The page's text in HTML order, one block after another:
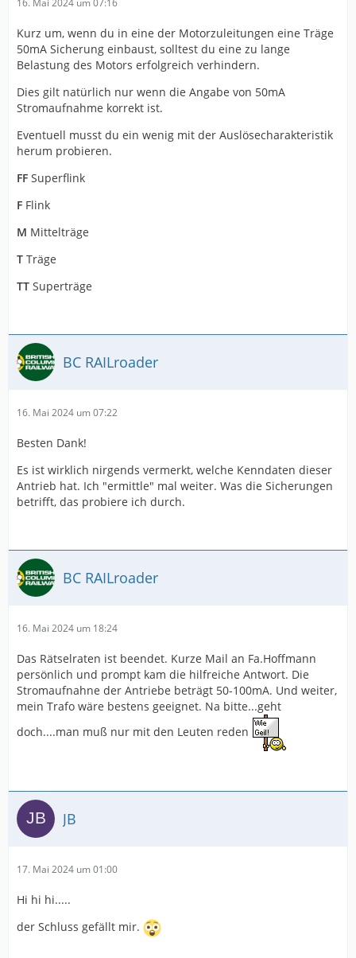
16. Mai 2024 um 07:16
Kurz um, wenn du in eine der Motorzuleitungen eine Träge
50mA Sicherung einbaust, solltest du eine zu lange
Belastung des Motors erfolgreich verhindern.
Dies gilt natürlich nur wenn die Angabe von 50mA
Stromaufnahme korrekt ist.
Eventuell musst du ein wenig mit der Auslösecharakteristik
herum probieren.
FF Superflink
F Flink
M Mittelträge
T Träge
TT Superträge
BC RAILroader
16. Mai 2024 um 07:22
Besten Dank!
Es ist wirklich nirgends vermerkt, welche Kenndaten dieser
Antrieb hat. Ich "ermittle" mal weiter. Was die Sicherungen
betrifft, das probiere ich durch.
BC RAILroader
16. Mai 2024 um 18:24
Das Rätselraten ist beendet. Kurze Mail an Fa.Hoffmann
persönlich und prompt kam die hilfreiche Antwort. Die
Stromaufnahne der Antriebe beträgt 50-100mA. Und weiter,
mein Trafo wäre bestens geeignet. Na bitte...geht
doch....man muß nur mit den Leuten reden
JB
17. Mai 2024 um 01:00
Hi hi hi.....
der Schluss gefällt mir.